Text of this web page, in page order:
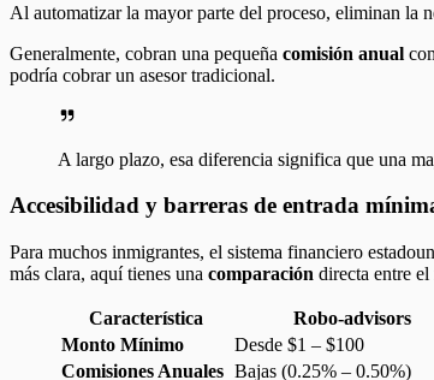
Al automatizar la mayor parte del proceso, eliminan la
Generalmente, cobran una pequeña comisión anual
podría cobrar un asesor tradicional.
A largo plazo, esa diferencia significa que una
Accesibilidad y barreras de entrada
Para muchos inmigrantes, el sistema financiero
más clara, aquí tienes una comparación directa entre
Característica Robo-advisors
Monto Mínimo
Desde $1 – $100
Comisiones Anuales Bajas (0.25% – 0.50%)